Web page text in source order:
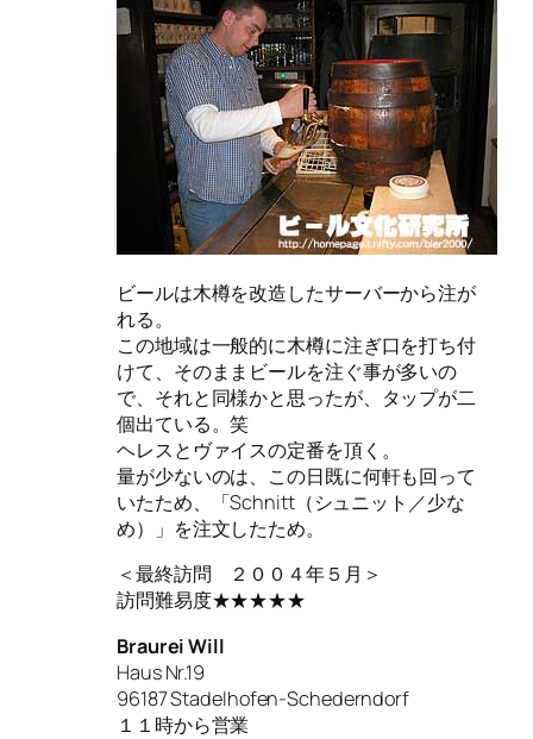
ビールは木樽を改造したサーバーから注が
れる。
この地域は一般的に木樽に注ぎ口を打ち付
けて、そのままビールを注ぐ事が多いの
で、それと同様かと思ったが、タップが二
個出ている。笑
ヘレスとヴァイスの定番を頂く。
量が少ないのは、この日既に何軒も回って
いたため、「Schnitt（シュニット／少な
め）」を注文したため。
＜最終訪問 ２００４年５月＞
訪問難易度★★★★★
Braurei Will
Haus Nr.19
96187 Stadelhofen-Schederndorf
１１時から営業